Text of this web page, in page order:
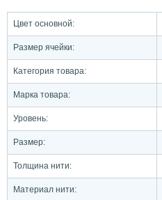
Цвет основной:
Размер ячейки:
Категория товара:
Марка товара:
Уровень:
Размер:
Толщина нити:
Материал нити: